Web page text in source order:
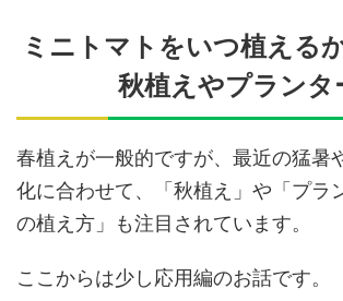
ミニトマトをいつ植える
秋植えやプランタ
春植えが一般的ですが、最近の猛暑
化に合わせて、「秋植え」や「プラ
の植え方」も注目されています。
ここからは少し応用編のお話です。